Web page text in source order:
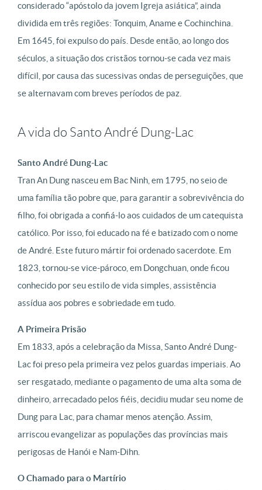
considerado “apóstolo da jovem Igreja asiática”, ainda
dividida em três regiões: Tonquim, Aname e Cochinchina.
Em 1645, foi expulso do país. Desde então, ao longo dos
séculos, a situação dos cristãos tornou-se cada vez mais
difícil, por causa das sucessivas ondas de perseguições, que
se alternavam com breves períodos de paz.
A vida do Santo André Dung-Lac
Santo André Dung-Lac
Tran An Dung nasceu em Bac Ninh, em 1795, no seio de
uma família tão pobre que, para garantir a sobrevivência do
filho, foi obrigada a confiá-lo aos cuidados de um catequista
católico. Por isso, foi educado na fé e batizado com o nome
de André. Este futuro mártir foi ordenado sacerdote. Em
1823, tornou-se vice-pároco, em Dongchuan, onde ficou
conhecido por seu estilo de vida simples, assistência
assídua aos pobres e sobriedade em tudo.
A Primeira Prisão
Em 1833, após a celebração da Missa, Santo André Dung-
Lac foi preso pela primeira vez pelos guardas imperiais. Ao
ser resgatado, mediante o pagamento de uma alta soma de
dinheiro, arrecadado pelos fiéis, decidiu mudar seu nome de
Dung para Lac, para chamar menos atenção. Assim,
arriscou evangelizar as populações das províncias mais
perigosas de Hanói e Nam-Dihn.
O Chamado para o Martírio